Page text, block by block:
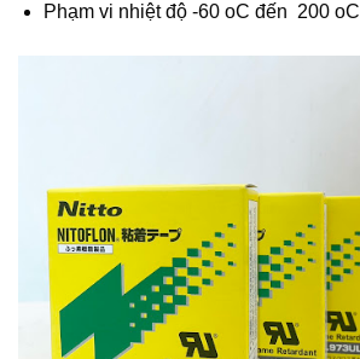
Phạm vi nhiệt độ -60 oC đến 200 oC